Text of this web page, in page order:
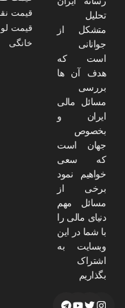
تحلیل
متشکل از
جوانانی
است که
هدف آن ها
بررسی
مسائل مالی
ایران و
بخصوص
جهان است
که سعی
خواهیم نمود
برخی از
مسائل مهم
دنیای مالی را
با شما در این
وبسایت به
اشتراک
بگذاریم
قیمت
قیمت
خانگی